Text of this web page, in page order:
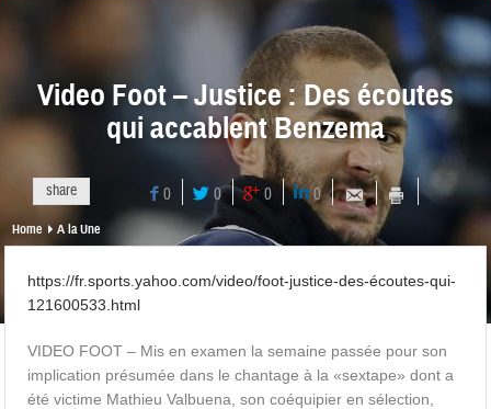
L’Iran menace de
Video Foot – Justice : Des écoutes
qui accablent Benzema
share 0 0 0 0
Home A la Une
https://fr.sports.yahoo.com/video/foot-justice-des-écoutes-qui-
121600533.html
VIDEO FOOT – Mis en examen la semaine passée pour son
implication présumée dans le chantage à la «sextape» dont a
été victime Mathieu Valbuena, son coéquipier en sélection,